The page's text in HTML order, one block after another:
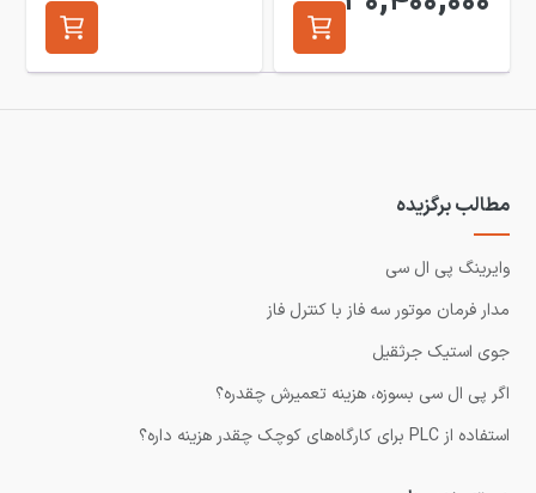
مطالب برگزیده
وایرینگ پی ال سی
مدار فرمان موتور سه فاز با کنترل فاز
جوی استیک جرثقیل
اگر پی ال سی بسوزه، هزینه تعمیرش چقدره؟
استفاده از PLC برای کارگاه‌های کوچک چقدر هزینه داره؟